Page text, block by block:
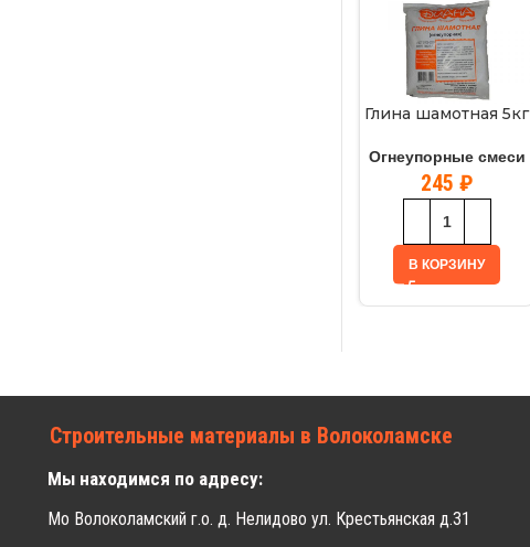
Глина шамотная 5кг
Огнеупорные смеси
245 ₽
В КОРЗИНУ
Строительные материалы в Волоколамске
Мы находимся по адресу:
Мо Волоколамский г.о. д. Нелидово ул. Крестьянская д.31